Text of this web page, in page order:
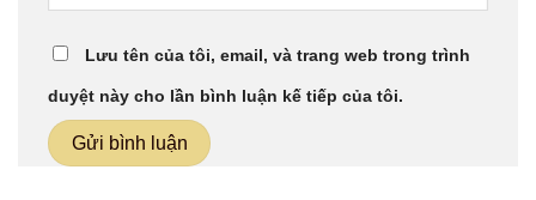
Lưu tên của tôi, email, và trang web trong trình
duyệt này cho lần bình luận kế tiếp của tôi.